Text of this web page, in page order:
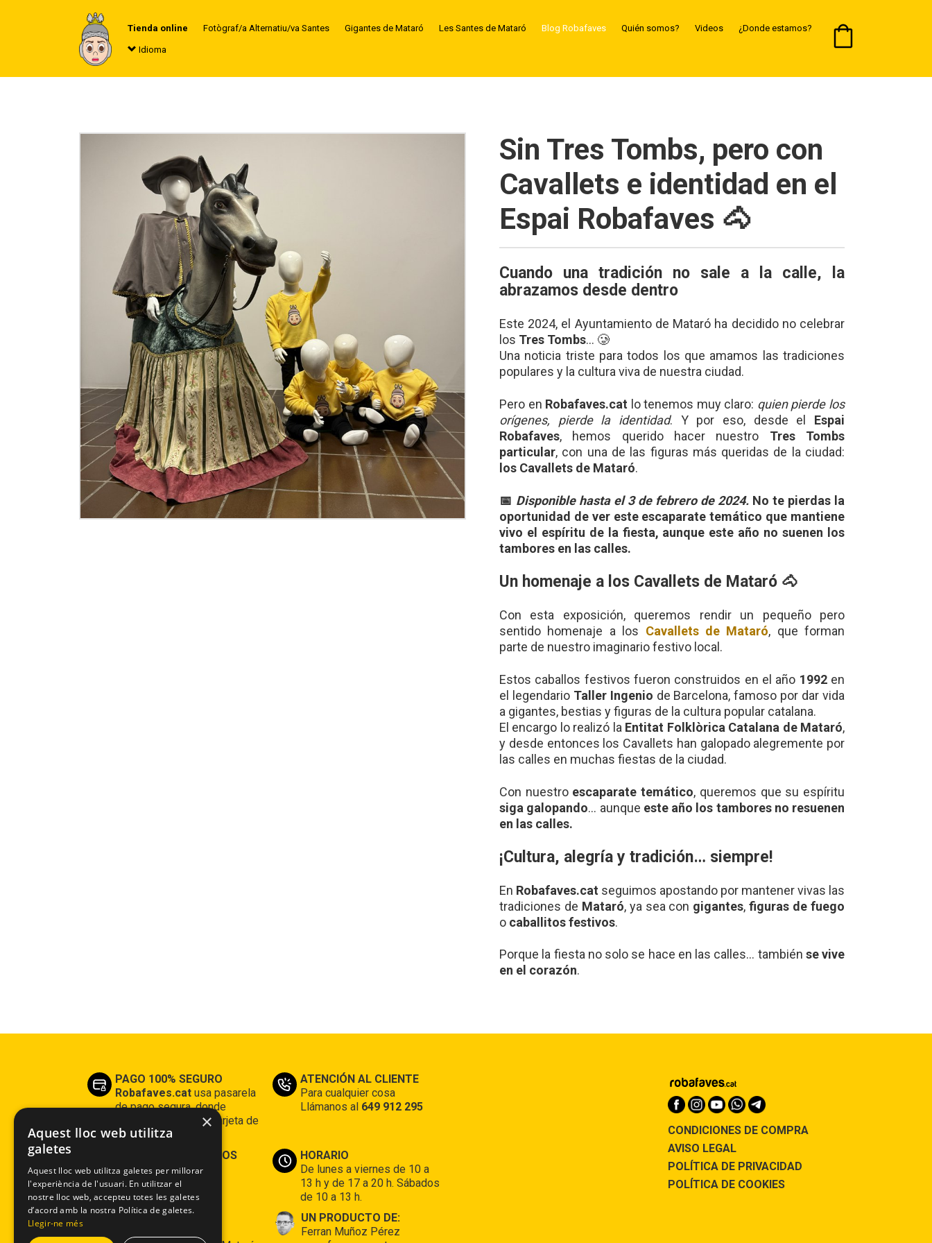
Tienda online Fotògraf/a Alternatiu/va Santes Gigantes de Mataró Les Santes de Mataró Blog Robafaves Quién somos? Videos ¿Donde estamos?
Idioma
Sin Tres Tombs, pero con
Cavallets e identidad en el
Espai Robafaves 🐴
Cuando una tradición no sale a la calle, la
abrazamos desde dentro
Este 2024, el Ayuntamiento de Mataró ha decidido no celebrar
los Tres Tombs… 🥲
Una noticia triste para todos los que amamos las tradiciones
populares y la cultura viva de nuestra ciudad.
Pero en Robafaves.cat lo tenemos muy claro: quien pierde los
orígenes, pierde la identidad. Y por eso, desde el Espai
Robafaves, hemos querido hacer nuestro Tres Tombs
particular, con una de las figuras más queridas de la ciudad:
los Cavallets de Mataró.
📅 Disponible hasta el 3 de febrero de 2024. No te pierdas la
oportunidad de ver este escaparate temático que mantiene
vivo el espíritu de la fiesta, aunque este año no suenen los
tambores en las calles.
Un homenaje a los Cavallets de Mataró 🐴
Con esta exposición, queremos rendir un pequeño pero
sentido homenaje a los Cavallets de Mataró, que forman
parte de nuestro imaginario festivo local.
Estos caballos festivos fueron construidos en el año 1992en
el legendario Taller Ingenio de Barcelona, famoso por dar vida
a gigantes, bestias y figuras de la cultura popular catalana.
El encargo lo realizó la Entitat Folklòrica Catalana de Mataró,
y desde entonces los Cavallets han galopado alegremente por
las calles en muchas fiestas de la ciudad.
Con nuestro escaparate temático, queremos que su espíritu
siga galopando… aunque este año los tambores no resuenen
en las calles.
¡Cultura, alegría y tradición… siempre!
En Robafaves.cat seguimos apostando por mantener vivas las
tradiciones de Mataró, ya sea con gigantes,figuras de fuego
o caballitos festivos.
Porque la fiesta no solo se hace en las calles… también se vive
en el corazón.
PAGO 100% SEGURO
Robafaves.cat usa pasarela
de pago segura, donde
podrás pagar con tu tarjeta de
crédito
ATENCIÓN AL CLIENTE
Para cualquier cosa
Llámanos al 649 912 295
CLIENTES CONTENTOS
Tenemos 16 años de
experiencia
HORARIO
De lunes a viernes de 10 a
13 h y de 17 a 20 h. Sábados
de 10 a 13 h.
Dónde estamos
UN PRODUCTO DE:
Ferran Muñoz Pérez
CONDICIONES DE COMPRA
AVISO LEGAL
POLÍTICA DE PRIVACIDAD
POLÍTICA DE COOKIES
×
Aquest lloc web utilitza
galetes
Aquest lloc web utilitza galetes per millorar
l'experiència de l'usuari. En utilitzar el
nostre lloc web, accepteu totes les galetes
d’acord amb la nostra Política de galetes.
Llegir-ne més